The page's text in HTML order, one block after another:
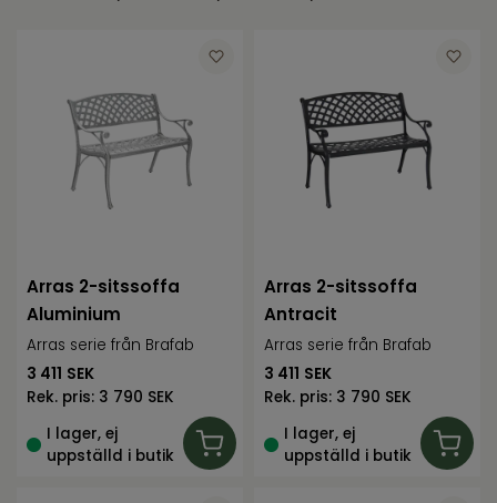
konstrotting, aluminium eller trä – alla
2 sits soffa utomhus – köp enkelt
När du har hittat rätt tvåsitssoffa ska köpet
vara smidigt. Många modeller finns i lager för
snabb leverans eller avhämtning i butik. Du
uteplatsen kan användas direkt.
Arras 2-sitssoffa
Aluminium
Arras serie från Brafab
3 411 SEK
Rek. pris: 3 790 SEK
I lager, ej
uppställd i butik
Arras 2-sitssoffa
Antracit
Arras serie från Brafab
3 411 SEK
Rek. pris: 3 790 SEK
I lager, ej
uppställd i butik